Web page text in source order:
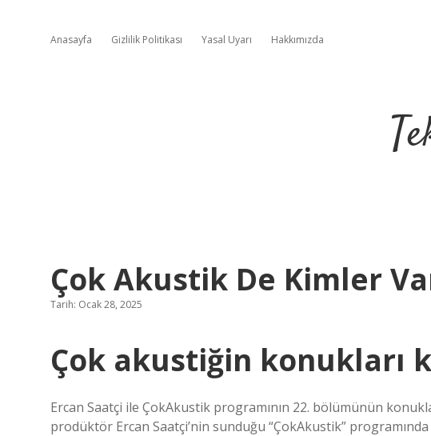
Anasayfa Gizlilik Politikası Yasal Uyarı Hakkımızda
Çok Akustik De Kimler
Tarih: Ocak 28, 2025
Çok akustiğin konukları
Ercan Saatçi ile ÇokAkustik programının 22. bölümünün
prodüktör Ercan Saatçi’nin sunduğu “ÇokAkustik”